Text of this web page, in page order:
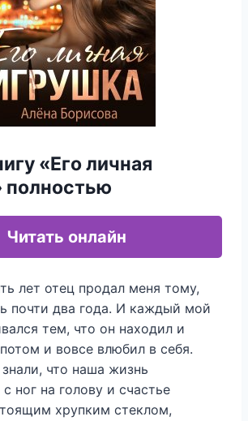
«Его личная
полностью
Читать онлайн
лет отец продал меня тому,
почти два года. И каждый мой
тем, что он находил и
и вовсе влюбил в себя.
что наша жизнь
ног на голову и счастье
хрупким стеклом,